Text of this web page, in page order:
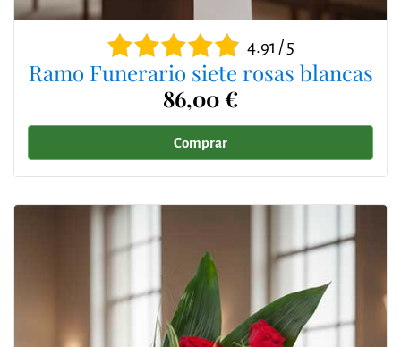
4.91 / 5
Ramo Funerario siete rosas blancas
86,00 €
Comprar